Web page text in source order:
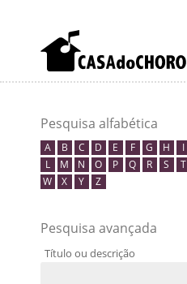
Pesquisa alfabética
A B C D E F G H I
L
M N O P Q R S T
W
X Y Z
Pesquisa avançada
Título ou descrição